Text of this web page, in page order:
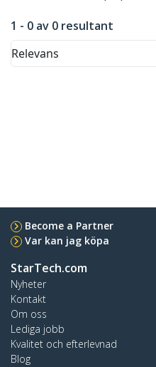
1 - 0 av 0 resultant
Relevans
Become a Partner
Var kan jag köpa
StarTech.com
Nyheter
Kontakt
Om oss
Lediga jobb
Kvalitet och efterlevnad
Blog